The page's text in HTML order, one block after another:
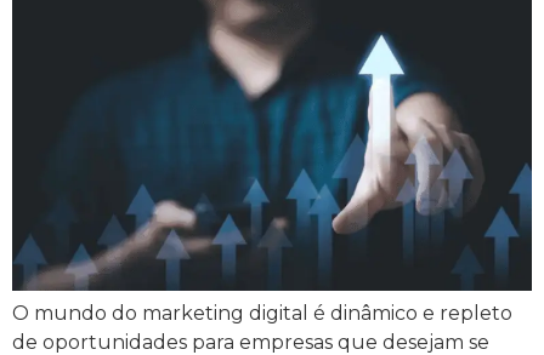
O mundo do marketing digital é dinâmico e repleto
de oportunidades para empresas que desejam se